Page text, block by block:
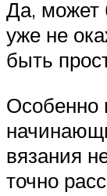
Да, может
уже не
быть
Особенно
вязания
точно